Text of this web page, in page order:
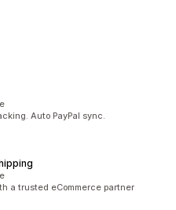
Auto PayPal sync.
a trusted eCommerce partner